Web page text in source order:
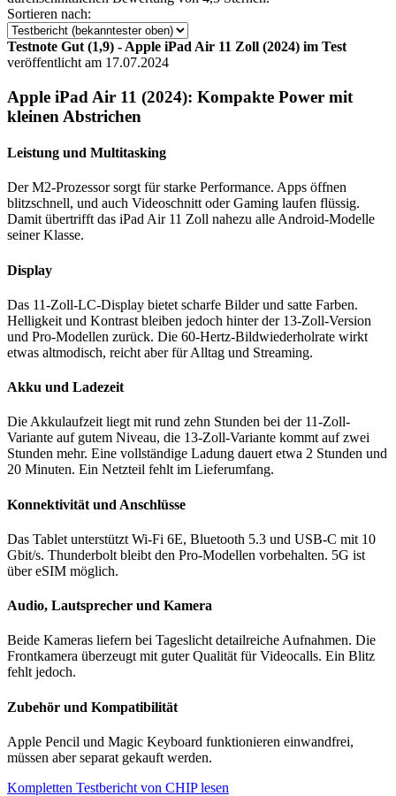
Sortieren nach:
Testnote Gut (1,9) - Apple iPad Air 11 Zoll (2024) im Test
veröffentlicht am 17.07.2024
Apple iPad Air 11 (2024): Kompakte Power mit
kleinen Abstrichen
Leistung und Multitasking
Der M2-Prozessor sorgt für starke Performance. Apps öffnen
blitzschnell, und auch Videoschnitt oder Gaming laufen flüssig.
Damit übertrifft das iPad Air 11 Zoll nahezu alle Android-Modelle
seiner Klasse.
Display
Das 11-Zoll-LC-Display bietet scharfe Bilder und satte Farben.
Helligkeit und Kontrast bleiben jedoch hinter der 13-Zoll-Version
und Pro-Modellen zurück. Die 60-Hertz-Bildwiederholrate wirkt
etwas altmodisch, reicht aber für Alltag und Streaming.
Akku und Ladezeit
Die Akkulaufzeit liegt mit rund zehn Stunden bei der 11-Zoll-
Variante auf gutem Niveau, die 13-Zoll-Variante kommt auf zwei
Stunden mehr. Eine vollständige Ladung dauert etwa 2 Stunden und
20 Minuten. Ein Netzteil fehlt im Lieferumfang.
Konnektivität und Anschlüsse
Das Tablet unterstützt Wi-Fi 6E, Bluetooth 5.3 und USB-C mit 10
Gbit/s. Thunderbolt bleibt den Pro-Modellen vorbehalten. 5G ist
über eSIM möglich.
Audio, Lautsprecher und Kamera
Beide Kameras liefern bei Tageslicht detailreiche Aufnahmen. Die
Frontkamera überzeugt mit guter Qualität für Videocalls. Ein Blitz
fehlt jedoch.
Zubehör und Kompatibilität
Apple Pencil und Magic Keyboard funktionieren einwandfrei,
müssen aber separat gekauft werden.
Kompletten Testbericht von CHIP lesen